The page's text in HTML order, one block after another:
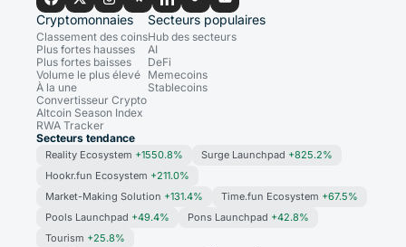
Cryptomonnaies
Classement des coins
Plus fortes hausses
Plus fortes baisses
Volume le plus élevé
À la une
Convertisseur Crypto
Altcoin Season Index
RWA Tracker
Secteurs populaires
Hub des secteurs
AI
DeFi
Memecoins
Stablecoins
Secteurs tendance
Reality Ecosystem +1550.8% Surge Launchpad +825.2%
Hookr.fun Ecosystem +211.0%
Market-Making Solution +131.4% Time.fun Ecosystem +67.5%
Pools Launchpad +49.4% Pons Launchpad +42.8%
Tourism +25.8%